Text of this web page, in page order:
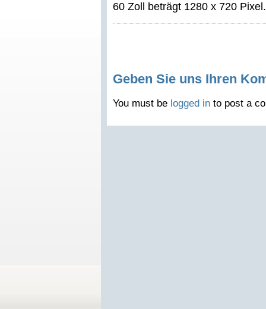
60 Zoll beträgt 1280 x 720 Pixel.
Geben Sie uns Ihren
You must be logged in to post a